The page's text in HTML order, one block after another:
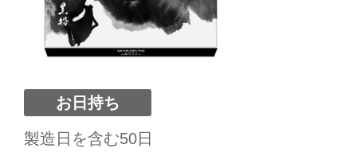
お日持ち
製造日を含む50日